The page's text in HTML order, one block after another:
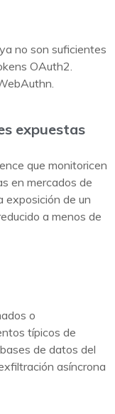
no son suficientes
OAuth2.
expuestas
que monitoricen
en mercados de
exposición de un
a menos de
o
típicos de
de datos del
asíncrona